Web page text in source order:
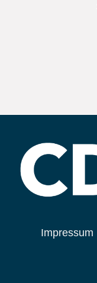
Impressum